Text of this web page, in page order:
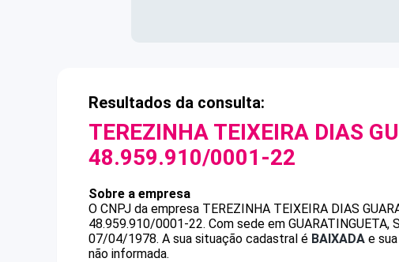
Resultados da consulta:
TEREZINHA TEIXEIRA DIAS
48.959.910/0001-22
Sobre a empresa
O CNPJ da empresa TEREZINHA TEIXEIRA DIAS
48.959.910/0001-22. Com sede em
07/04/1978. A sua situação cadastral é BAIXADA e
não informada.